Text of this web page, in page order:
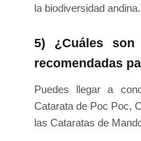
la biodiversidad andina.
5) ¿Cuáles son
recomendadas
Puedes llegar a
Catarata de Poc Poc,
las Cataratas de